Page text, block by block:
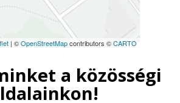
| ©OpenStreetMapcontributors ©CARTO
a közösségi